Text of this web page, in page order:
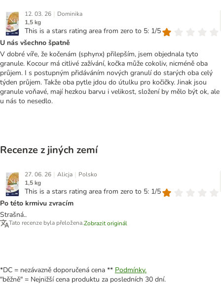
12. 03. 26 | Dominika
1,5 kg
This is a stars rating area from zero to 5: 1/5
U nás všechno špatně
V dobré víře, že kočenám (sphynx) přilepším, jsem objednala tyto
granule. Kocour má citlivé zažívání, kočka může cokoliv, nicméně oba
průjem. I s postupným přidáváním nových granulí do starých oba celý
týden průjem. Takže oba pytle jdou do útulku pro kočičky. Jinak jsou
granule voňavé, mají hezkou barvu i velikost, složení by mělo být ok, ale
u nás to nesedlo.
Recenze z jiných zemí
27. 06. 26 | Alicja | Polsko
1,5 kg
This is a stars rating area from zero to 5: 1/5
Po této krmivu zvracím
Strašná..
Tato recenze byla přeložena.Zobrazit originál
*DC = nezávazně doporučená cena ** Podmínky.
"běžně" = Nejnižší cena produktu za posledních 30 dní.